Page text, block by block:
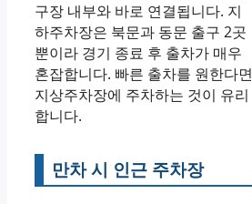
구장 내부와 바로 연결됩니다. 지
하주차장은 북문과 동문 출구 2곳
뿐이라 경기 종료 후 출차가 매우
혼잡합니다. 빠른 출차를 원한다면
지상주차장에 주차하는 것이 유리
합니다.
만차 시 인근 주차장